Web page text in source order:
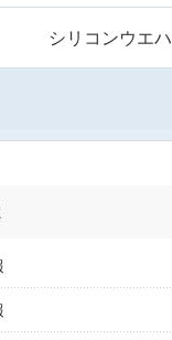
シリコンウエハ